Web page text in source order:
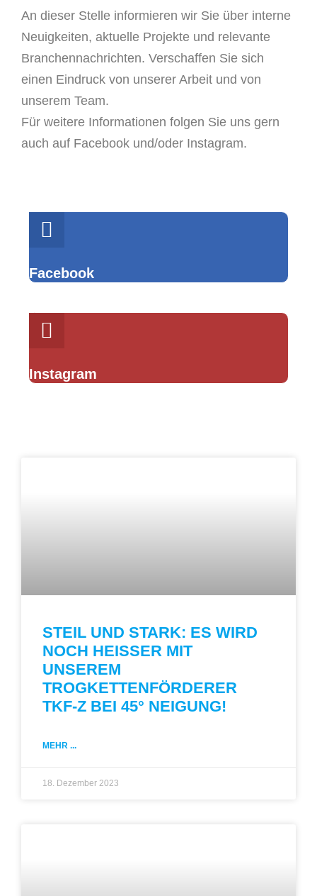
An dieser Stelle informieren wir Sie über interne
Neuigkeiten, aktuelle Projekte und relevante
Branchennachrichten. Verschaffen Sie sich
einen Eindruck von unserer Arbeit und von
unserem Team.
Für weitere Informationen folgen Sie uns gern
auch auf Facebook und/oder Instagram.
Facebook
Instagram
STEIL UND STARK: ES WIRD
NOCH HEISSER MIT
UNSEREM
TROGKETTENFÖRDERER
TKF-Z BEI 45° NEIGUNG!
MEHR ...
18. Dezember 2023